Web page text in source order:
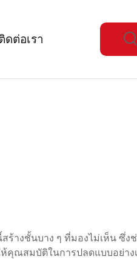
ดต่อเรา
างชั้นบาง ๆ ที่มองไม่เห็น ซึ่ง
คุณสมบัติในการปลดแบบอย่าง